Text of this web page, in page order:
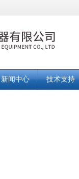
新闻中心 技术支持